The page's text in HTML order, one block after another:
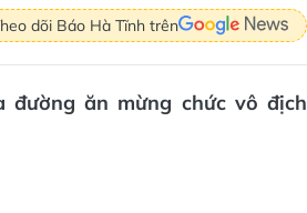
dõi Báo Hà Tĩnh trên
ăn mừng chức vô địch